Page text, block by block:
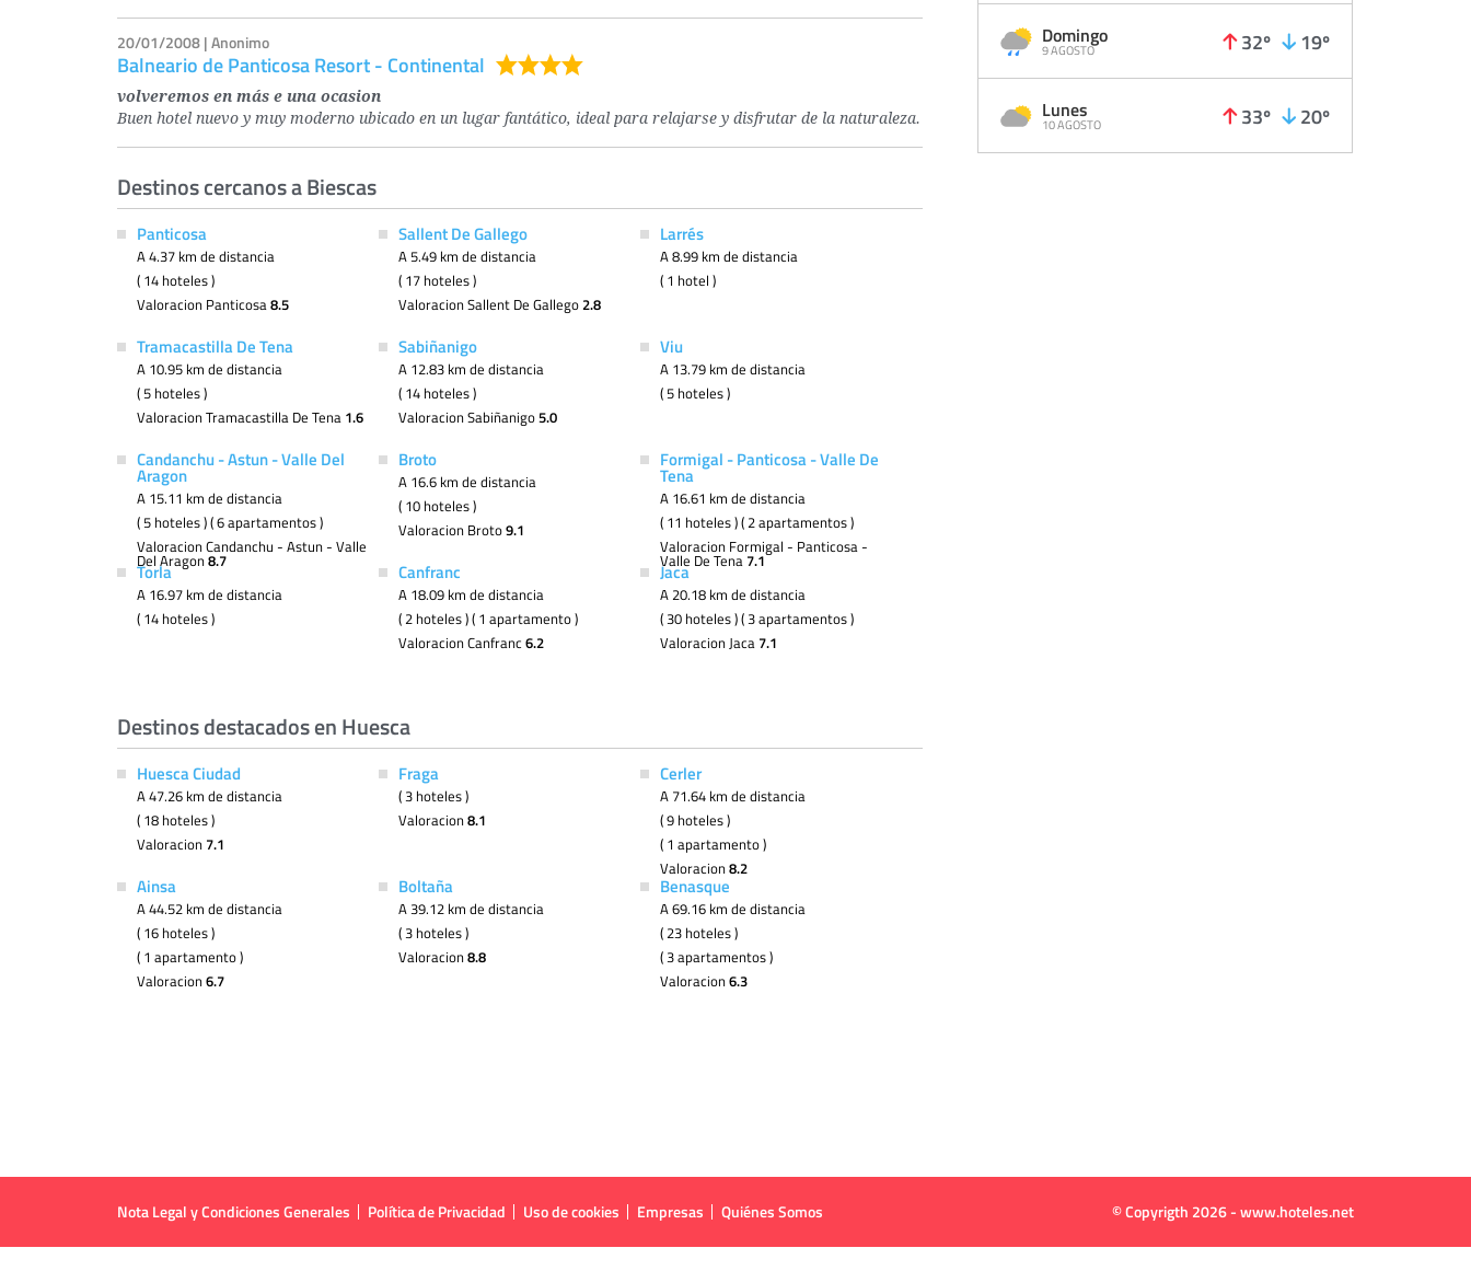
20/01/2008 | Anonimo
Balneario de Panticosa Resort - Continental
volveremos en más e una ocasion
Buen hotel nuevo y muy moderno ubicado en un lugar fantático, ideal para relajarse y disfrutar de la naturaleza.
Destinos cercanos a Biescas
Panticosa
A 4.37 km de distancia
( 14 hoteles )
Valoracion Panticosa8.5
Sallent De Gallego
A 5.49 km de distancia
( 17 hoteles )
Valoracion Sallent De Gallego2.8
Larrés
A 8.99 km de distancia
( 1 hotel )
Tramacastilla De Tena
A 10.95 km de distancia
( 5 hoteles )
Valoracion Tramacastilla De Tena 1.6
Sabiñanigo
A 12.83 km de distancia
( 14 hoteles )
Valoracion Sabiñanigo5.0
Viu
A 13.79 km de distancia
( 5 hoteles )
Candanchu - Astun - Valle Del
Aragon
A 15.11 km de distancia
( 5 hoteles ) ( 6 apartamentos )
Valoracion Candanchu - Astun - Valle
Del Aragon8.7
Broto
A 16.6 km de distancia
( 10 hoteles )
Valoracion Broto9.1
Formigal - Panticosa - Valle De
Tena
A 16.61 km de distancia
( 11 hoteles ) ( 2 apartamentos )
Valoracion Formigal - Panticosa -
Valle De Tena 7.1
Torla
A 16.97 km de distancia
( 14 hoteles )
Canfranc
A 18.09 km de distancia
( 2 hoteles ) ( 1 apartamento )
Valoracion Canfranc6.2
Jaca
A 20.18 km de distancia
( 30 hoteles ) ( 3 apartamentos )
Valoracion Jaca 7.1
Destinos destacados en Huesca
Huesca Ciudad
A 47.26 km de distancia
( 18 hoteles )
Valoracion 7.1
Fraga
( 3 hoteles )
Valoracion8.1
Cerler
A 71.64 km de distancia
( 9 hoteles )
( 1 apartamento )
Valoracion8.2
Ainsa
A 44.52 km de distancia
( 16 hoteles )
( 1 apartamento )
Valoracion6.7
Boltaña
A 39.12 km de distancia
( 3 hoteles )
Valoracion8.8
Benasque
A 69.16 km de distancia
( 23 hoteles )
( 3 apartamentos )
Valoracion6.3
Domingo
9 AGOSTO 32º 19º
Lunes
10 AGOSTO 33º 20º
Nota Legal y Condiciones Generales Política de Privacidad Uso de cookies Empresas Quiénes Somos © Copyrigth 2026 - www.hoteles.net